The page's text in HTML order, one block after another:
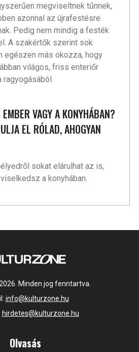
megviseltnek tűnnek,
azonnal az újrafestésre
Pedig nem mindig a festék
A szakértők szerint sok
egészen más okozza, hogy
világos, friss enteriőr
EMBER VAGY A KONYHÁBAN?
EL RÓLAD, AHOGYAN
sokat elárulhat az is,
a konyhában.
Minden jog fenntartva.
info@kulturzone.hu
hirdetes@kulturzone.hu
Olvasás